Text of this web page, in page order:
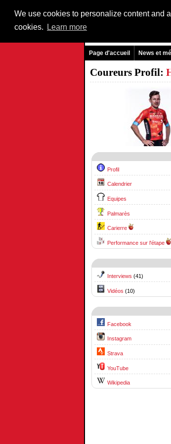
We use cookies to personalize content and
cookies.
Learn more
Page d'accueil News et
Coureurs Profil:
Profil
Calendrier
Equipes
Palmarès
Carierre
Performance sur l'étape
Interviews (41)
Vidéos (10)
Facebook
Instagram
Strava
YouTube
Wikipedia